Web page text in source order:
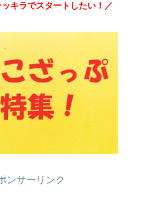
キラでスタートしたい！／
ンサーリンク